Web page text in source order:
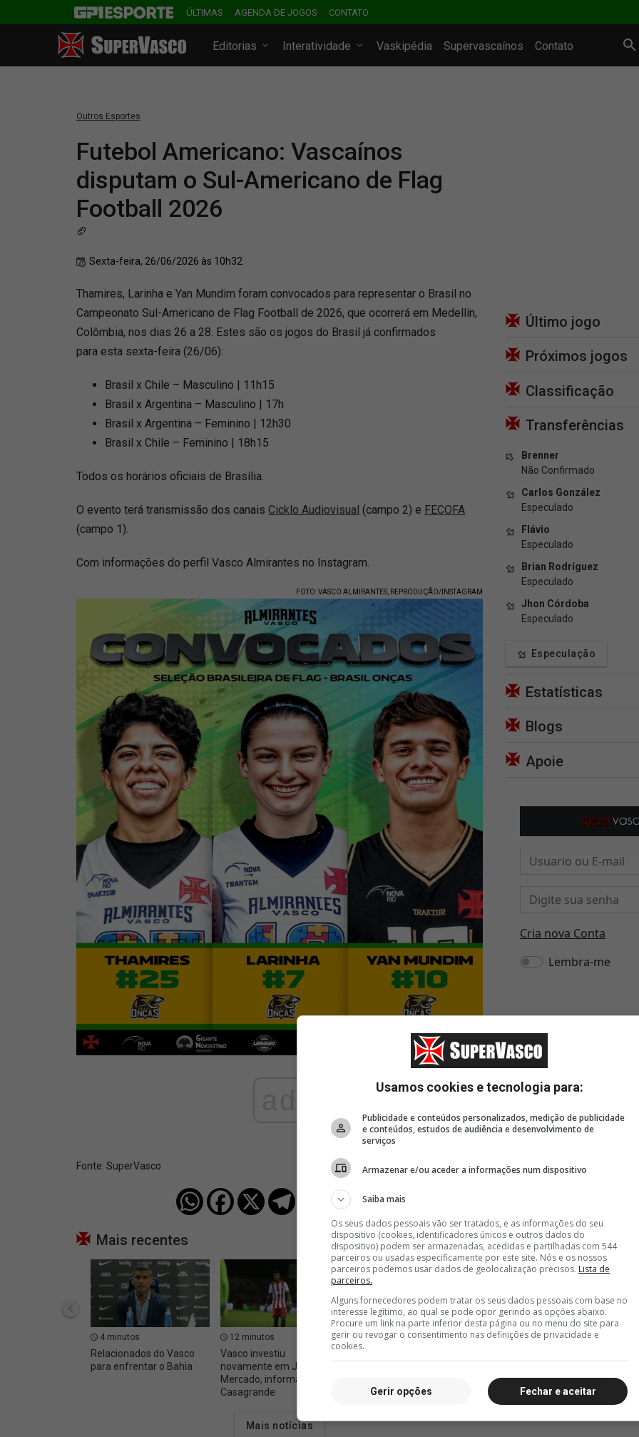
ÚLTIMAS AGENDA DE JOGOS CONTATO
Editorias Interatividade Vaskipédia Supervascaínos Contato
Outros Esportes
Futebol Americano: Vascaínos
disputam o Sul-Americano de Flag
Football 2026
🏈
Sexta-feira, 26/06/2026 às 10h32
Thamires, Larinha e Yan Mundim foram convocados para representar o Brasil no
Campeonato Sul-Americano de Flag Football de 2026, que ocorrerá em Medellín,
Colômbia, nos dias 26 a 28. Estes são os jogos do Brasil já confirmados
para esta sexta-feira (26/06):
Brasil x Chile – Masculino | 11h15
Brasil x Argentina – Masculino | 17h
Brasil x Argentina – Feminino | 12h30
Brasil x Chile – Feminino | 18h15
Todos os horários oficiais de Brasília.
O evento terá transmissão dos canais Cicklo Audiovisual (campo 2) e FECOFA
(campo 1).
Com informações do perfil Vasco Almirantes no Instagram.
FOTO: VASCO ALMIRANTES, REPRODUÇÃO/INSTAGRAM
Fonte: SuperVasco‎‎‎‎‎‎
Mais recentes
4 minutos
Relacionados do Vasco
para enfrentar o Bahia
12 minutos
Vasco investiu
novamente em John
Mercado, informa Venê
Casagrande
17 minutos 18 minutos
para atuar na Sul-
Americana
Mais notícias
Último jogo
Próximos jogos
Classificação
Transferências
Brenner
Não Confirmado
Carlos González
Especulado
Flávio
Especulado
Brian Rodríguez
Especulado
Jhon Córdoba
Especulado
Especulação
Estatísticas
Blogs
Apoie
Usamos cookies e tecnologia para:
Publicidade e conteúdos personalizados, medição de publicidade
e conteúdos, estudos de audiência e desenvolvimento de
serviços
Armazenar e/ou aceder a informações num dispositivo
Saiba mais
Os seus dados pessoais vão ser tratados, e as informações do seu
dispositivo (cookies, identificadores únicos e outros dados do
dispositivo) podem ser armazenadas, acedidas e partilhadas com 544
parceiros ou usadas especificamente por este site. Nós e os nossos
parceiros podemos usar dados de geolocalização precisos. Lista de
parceiros.
Alguns fornecedores podem tratar os seus dados pessoais com base no
interesse legítimo, ao qual se pode opor gerindo as opções abaixo.
Procure um link na parte inferior desta página ou no menu do site para
gerir ou revogar o consentimento nas definições de privacidade e
cookies.
Fechar e aceitar
Gerir opções